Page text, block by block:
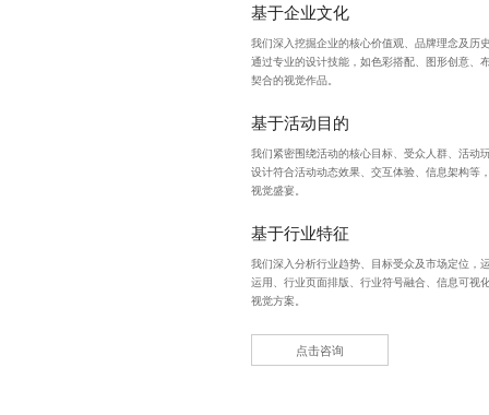
基于企业文化
我们深入挖掘企业的核心价值观、品牌理念及历
通过专业的设计技能，如色彩搭配、图形创意、
契合的视觉作品。
基于活动目的
我们紧密围绕活动的核心目标、受众人群、活动
设计符合活动动态效果、交互体验、信息架构等
视觉盛宴。
基于行业特征
我们深入分析行业趋势、目标受众及市场定位，
运用、行业页面排版、行业符号融合、信息可视
视觉方案。
点击咨询